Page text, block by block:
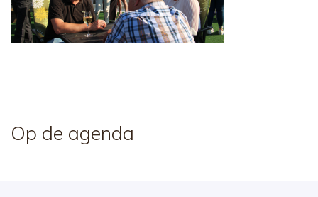
Op de agenda